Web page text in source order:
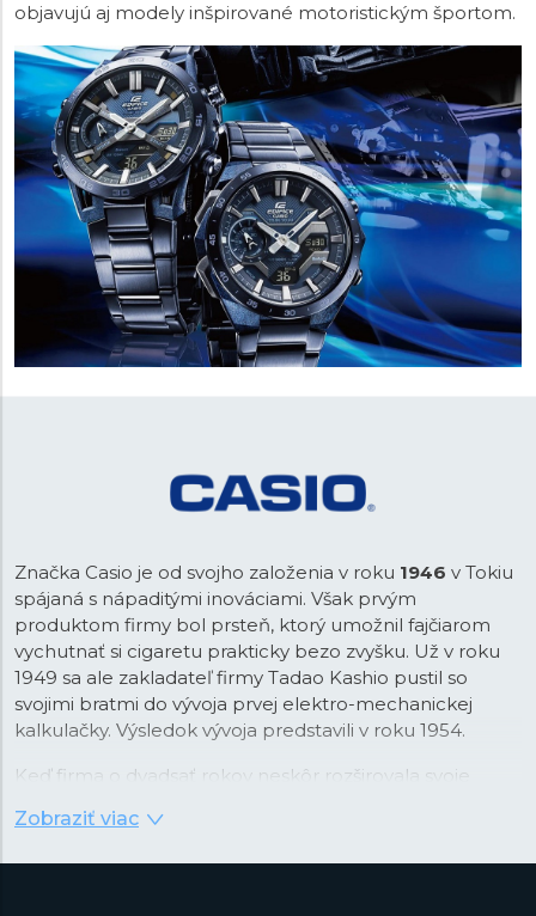
objavujú aj modely inšpirované motoristickým športom.
Značka Casio je od svojho založenia v roku 1946 v Tokiu
spájaná s nápaditými inováciami. Však prvým
produktom firmy bol prsteň, ktorý umožnil fajčiarom
vychutnať si cigaretu prakticky bezo zvyšku. Už v roku
1949 sa ale zakladateľ firmy Tadao Kashio pustil so
svojimi bratmi do vývoja prvej elektro-mechanickej
kalkulačky. Výsledok vývoja predstavili v roku 1954.
Keď firma o dvadsať rokov neskôr rozširovala svoje
tom čase prechádzali revolúciou v podobe nástupu
Zobraziť viac